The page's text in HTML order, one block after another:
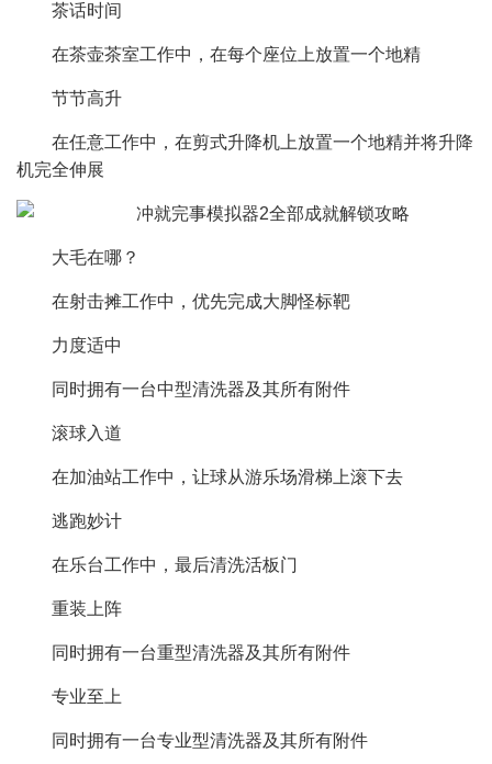
茶话时间
在茶壶茶室工作中，在每个座位上放置一个地精
节节高升
在任意工作中，在剪式升降机上放置一个地精并将升降
机完全伸展
大毛在哪？
在射击摊工作中，优先完成大脚怪标靶
力度适中
同时拥有一台中型清洗器及其所有附件
滚球入道
在加油站工作中，让球从游乐场滑梯上滚下去
逃跑妙计
在乐台工作中，最后清洗活板门
重装上阵
同时拥有一台重型清洗器及其所有附件
专业至上
同时拥有一台专业型清洗器及其所有附件